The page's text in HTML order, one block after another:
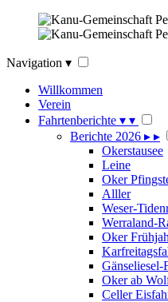
Navigation ▾
Willkommen
Verein
Fahrtenberichte ▾ ▾
Berichte 2026 ▸ ▸
Okerstausee
Leine
Oker
Alller
Weser-
Werraland-
Oker
Oker ab
Celler